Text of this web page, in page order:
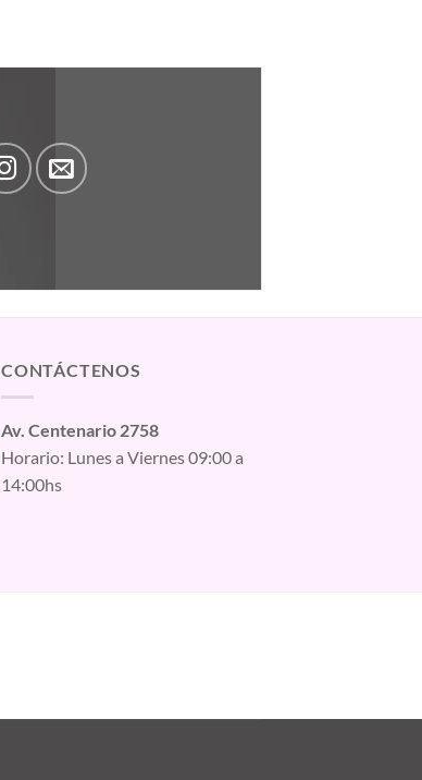
CONTÁCTENOS
Av. Centenario 2758
Horario: Lunes a Viernes 09:00 a
14:00hs